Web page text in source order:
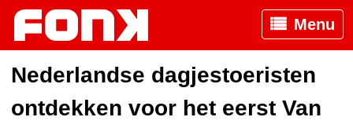
Menu
Nederlandse dagjestoeristen
ontdekken voor het eerst Van